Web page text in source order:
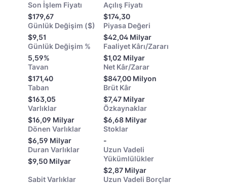
Son İşlem Fiyatı
$179,67
Açılış Fiyatı
$174,30
Günlük Değişim ($)
$9,51
Piyasa Değeri
$42,04 Milyar
Günlük Değişim %
5,59%
Faaliyet Kârı/Zararı
$1,02 Milyar
Tavan
$171,40
Net Kâr/Zarar
$847,00 Milyon
Taban
$163,05
Brüt Kâr
$7,47 Milyar
Varlıklar
$16,09 Milyar
Özkaynaklar
$6,68 Milyar
Dönen Varlıklar
$6,59 Milyar
Stoklar
-
Duran Varlıklar
$9,50 Milyar
Uzun Vadeli
Yükümlülükler
$2,87 Milyar
Sabit Varlıklar
Uzun Vadeli Borçlar